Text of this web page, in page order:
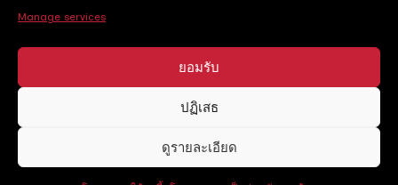
Manage services
ยอมรับ
ปฏิเสธ
ดูรายละเอียด
ทริปล่าแสงเหนือ
WP Travel Engine.Powered by
นโยบายความเป็นส่วนตัวของข้อมูล (Privacy Policy)